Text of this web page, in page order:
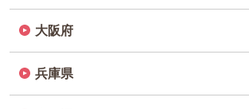
大阪府
兵庫県